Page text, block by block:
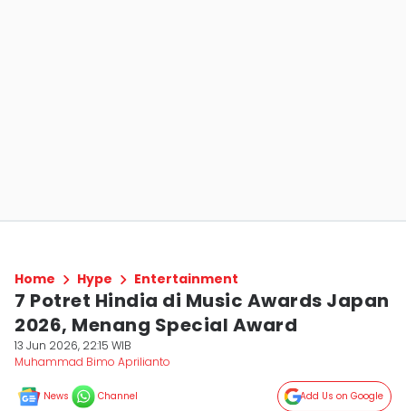
Home Hype Entertainment
7 Potret Hindia di Music Awards Japan
2026, Menang Special Award
13 Jun 2026, 22:15 WIB
Muhammad Bimo Aprilianto
News Channel Add Us on Google